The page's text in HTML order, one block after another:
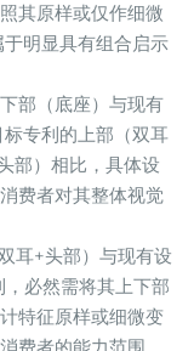
其原样或仅作细微
明显具有组合启示
部（底座）与现有
专利的上部（双耳
部）相比，具体设
费者对其整体视觉
耳+头部）与现有设
必然需将其上下部
特征原样或细微变